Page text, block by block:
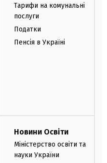
Тарифи на комунальні
послуги
Податки
Пенсія в Україні
Новини Освіти
Міністерство освіти та
науки України